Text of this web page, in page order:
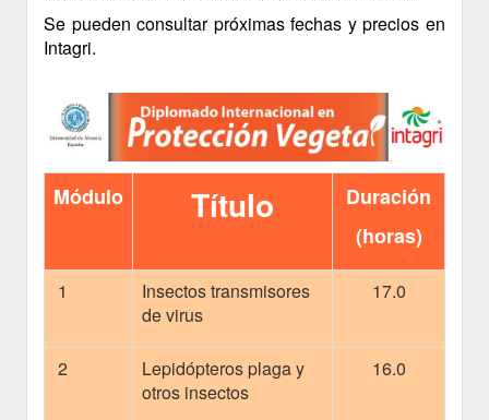
Se pueden consultar próximas fechas y precios en
Intagri.
Módulo Título
Duración
(horas)
1
Insectos transmisores
de virus
17.0
2
Lepidópteros plaga y
otros insectos
16.0